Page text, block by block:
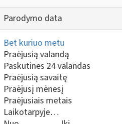
Parodymo data
Bet kuriuo metu
Praėjusią valandą
Paskutines 24 valandas
Praėjusią savaitę
Praėjusį mėnesį
Praėjusiais metais
Laikotarpyje…